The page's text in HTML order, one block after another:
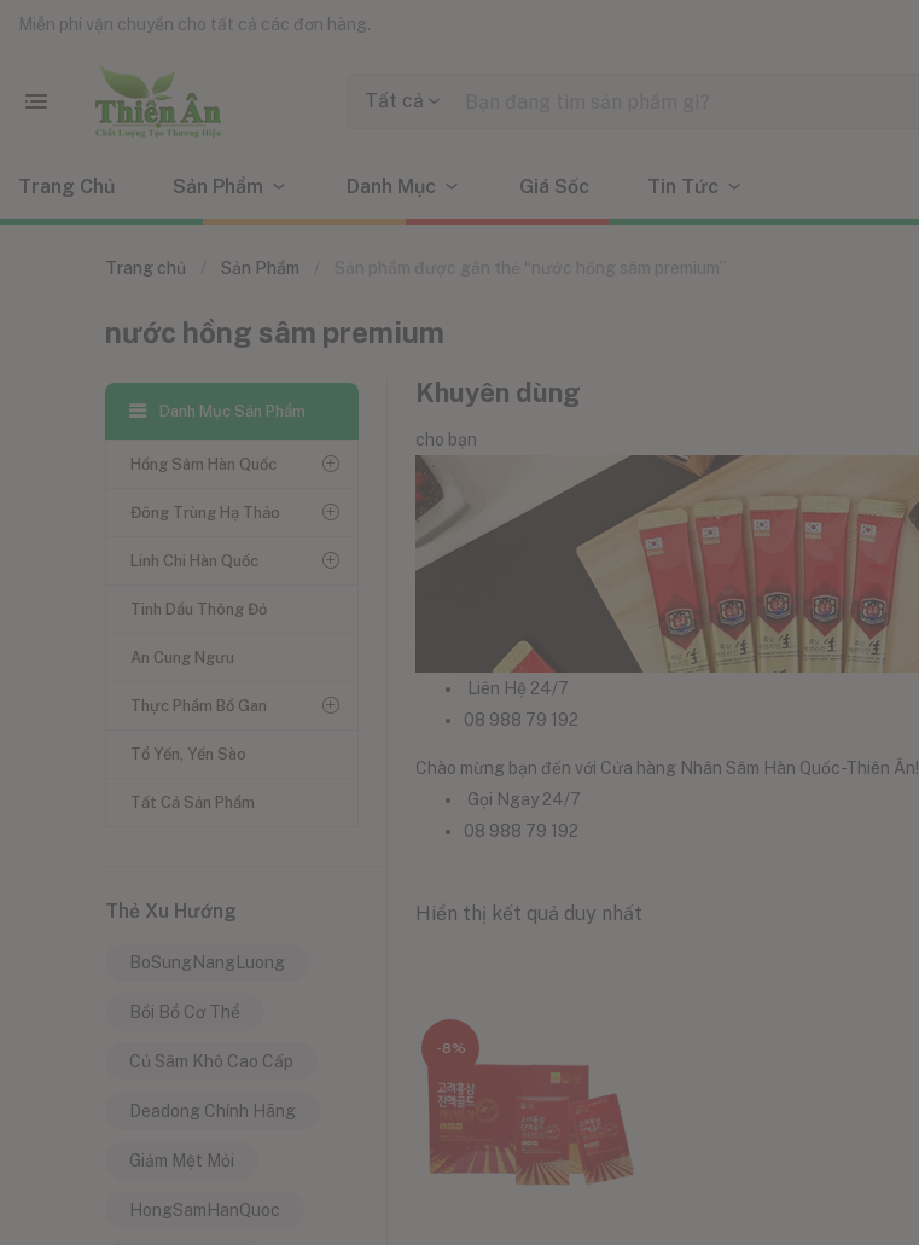
Miễn phí vận chuyển cho tất cả các đơn hàng.
Tất cả
Trang Chủ Sản Phẩm Danh Mục Giá Sốc Tin Tức
Trang chủ Sản Phẩm
nước hồng sâm premium
Khuyên dùng
cho bạn
Liên Hệ 24/7
08 988 79 192
Chào mừng bạn đến với Cửa hàng Nhân Sâm Hàn Quốc-Thiên Ân!
Gọi Ngay 24/7
08 988 79 192
Hiển thị kết quả duy nhất
-8%
Danh Mục Sản Phẩm
Hồng Sâm Hàn Quốc
Đông Trùng Hạ Thảo
Linh Chi Hàn Quốc
Tinh Dầu Thông Đỏ
An Cung Ngưu
Thực Phẩm Bổ Gan
Tổ Yến, Yến Sào
Tất Cả Sản Phẩm
Thẻ Xu Hướng
BoSungNangLuong
Bồi Bổ Cơ Thể
Củ Sâm Khô Cao Cấp
Deadong Chính Hãng
Giảm Mệt Mỏi
HongSamHanQuoc